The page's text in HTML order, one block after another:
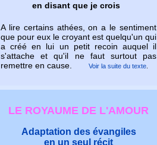
en disant que je crois
A lire certains athées, on a le sentiment
que pour eux le croyant est quelqu'un qui
a créé en lui un petit recoin auquel il
s'attache et qu'il ne faut surtout pas
remettre en cause.
Voir la suite du texte
LE ROYAUME DE L'AMOUR
Adaptation des évangiles
en un seul récit